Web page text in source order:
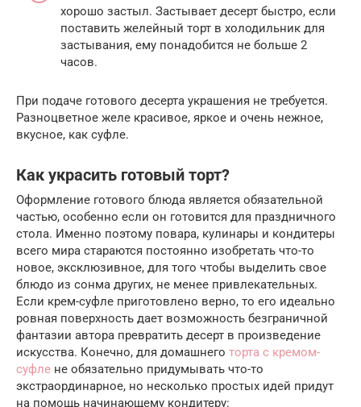
хорошо застыл. Застывает десерт быстро, если
поставить желейный торт в холодильник для
застывания, ему понадобится не больше 2
часов.
При подаче готового десерта украшения не требуется.
Разноцветное желе красивое, яркое и очень нежное,
вкусное, как суфле.
Как украсить готовый торт?
Оформление готового блюда является обязательной
частью, особенно если он готовится для праздничного
стола. Именно поэтому повара, кулинары и кондитеры
всего мира стараются постоянно изобретать что-то
новое, эксклюзивное, для того чтобы выделить свое
блюдо из сонма других, не менее привлекательных.
Если крем-суфле приготовлено верно, то его идеально
ровная поверхность дает возможность безграничной
фантазии автора превратить десерт в произведение
искусства. Конечно, для домашнего торта с кремом-
суфле не обязательно придумывать что-то
экстраординарное, но несколько простых идей придут
на помощь начинающему кондитеру: